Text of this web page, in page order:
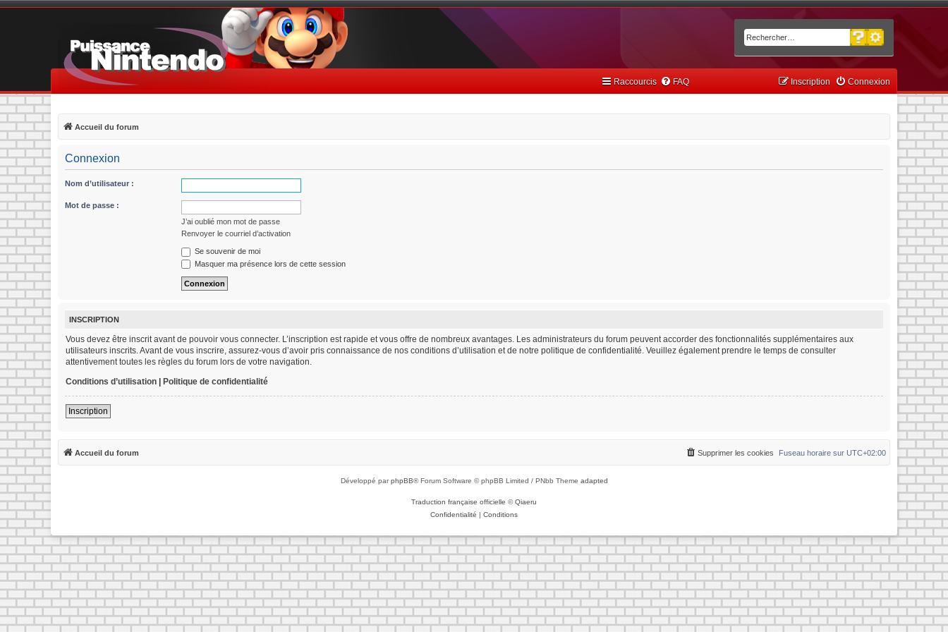
Rechercher
Recherche avancée
Raccourcis FAQ Connexion
Inscription
Accueil du forum
Connexion
Nom d’utilisateur :
Mot de passe :
J’ai oublié mon mot de passe
Renvoyer le courriel d’activation
Se souvenir de moi
Masquer ma présence lors de cette session
INSCRIPTION
Vous devez être inscrit avant de pouvoir vous connecter. L’inscription est rapide et vous offre de nombreux avantages. Les administrateurs du forum peuvent accorder des fonctionnalités supplémentaires aux
utilisateurs inscrits. Avant de vous inscrire, assurez-vous d’avoir pris connaissance de nos conditions d’utilisation et de notre politique de confidentialité. Veuillez également prendre le temps de consulter
attentivement toutes les règles du forum lors de votre navigation.
Conditions d’utilisation | Politique de confidentialité
Inscription
Accueil du forum Fuseau horaire sur UTC+02:00
Supprimer les cookies
Développé parphpBB® Forum Software © phpBB Limited / PNbb Theme adapted
Traduction française officielle ©Qiaeru
Confidentialité | Conditions